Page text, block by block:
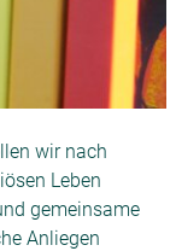
wir nach
Leben
gemeinsame
Anliegen